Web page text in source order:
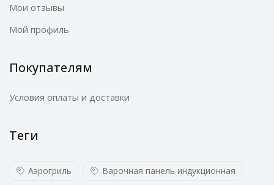
Мои отзывы
Мой профиль
Покупателям
Условия оплаты и доставки
Теги
Аэрогриль Варочная панель индукционная